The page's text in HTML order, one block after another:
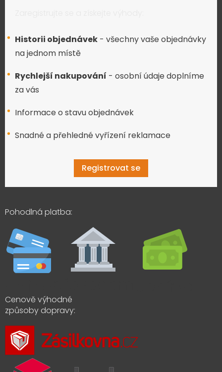
Historii objednávek - všechny vaše objednávky
na jednom místě
Rychlejší nakupování - osobní údaje doplníme
za vás
Informace o stavu objednávek
Snadné a přehledné vyřízení reklamace
Registrovat se
Pohodlná platba:
Cenově výhodné
způsoby dopravy: